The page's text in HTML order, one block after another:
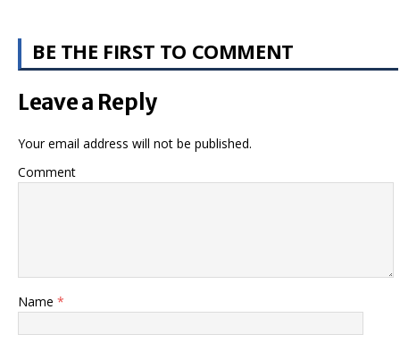
BE THE FIRST TO COMMENT
Leave a Reply
Your email address will not be published.
Comment
Name *